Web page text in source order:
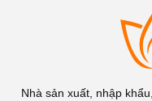
Nhà sản xuất, nhập